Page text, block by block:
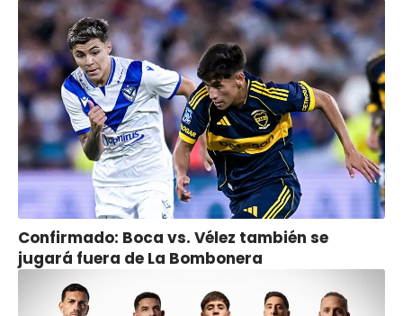
Confirmado: Boca vs. Vélez también se
jugará fuera de La Bombonera